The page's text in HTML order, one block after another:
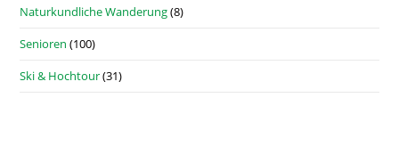
Naturkundliche Wanderung(8)
Senioren (100)
Ski & Hochtour(31)